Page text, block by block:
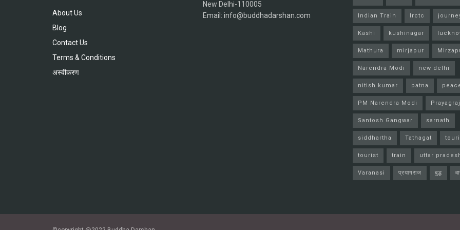
About Us
Blog
Contact Us
Terms & Conditions
अस्वीकरण
New Delhi-110005
Email: info@buddhadarshan.com
Indian Train Irctc
Kashi kushinagar
Mathura mirjapur
Narendra Modi new delhi
nitish kumar patna
PM Narendra Modi Prayagraj
Santosh Gangwar sarnath
siddhartha Tathagat
tourist train uttar
Varanasi प्रयागराज बुद्ध